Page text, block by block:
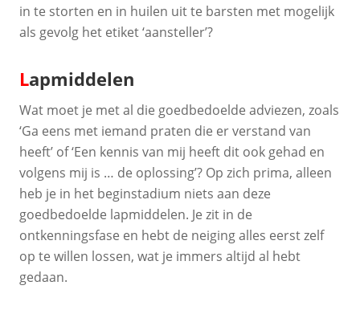
in te storten en in huilen uit te barsten met mogelijk
als gevolg het etiket ‘aansteller’?
Lapmiddelen
Wat moet je met al die goedbedoelde adviezen, zoals
‘Ga eens met iemand praten die er verstand van
heeft’ of ‘Een kennis van mij heeft dit ook gehad en
volgens mij is … de oplossing’? Op zich prima, alleen
heb je in het beginstadium niets aan deze
goedbedoelde lapmiddelen. Je zit in de
ontkenningsfase en hebt de neiging alles eerst zelf
op te willen lossen, wat je immers altijd al hebt
gedaan.